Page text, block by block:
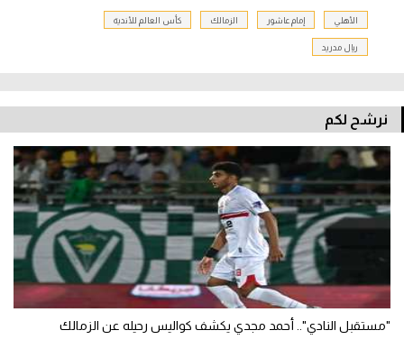
الأهلي إمام عاشور الزمالك كأس العالم للأندية
ريال مدريد
نرشح لكم
"مستقبل النادي".. أحمد مجدي يكشف كواليس رحيله عن الزمالك